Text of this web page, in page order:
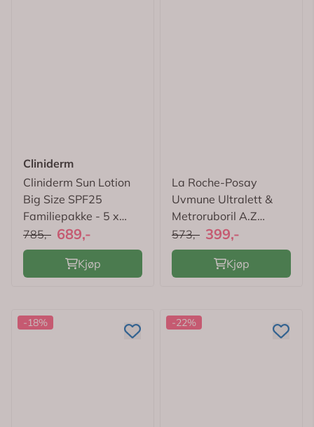
Cliniderm
Cliniderm Sun Lotion
Big Size SPF25
Familiepakke - 5 x
250 ml
785,- 689,-
Kjøp
La Roche-Posay
Uvmune Ultralett &
Metroruboril A.Z
Duopack
573,- 399,-
Kjøp
-18% -22%